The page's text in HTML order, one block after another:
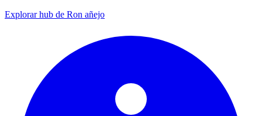
Explorar hub de Ron añejo